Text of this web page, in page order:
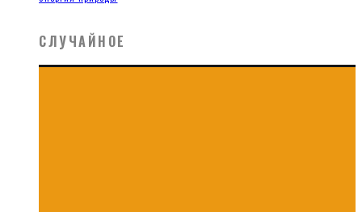
СЛУЧАЙНОЕ